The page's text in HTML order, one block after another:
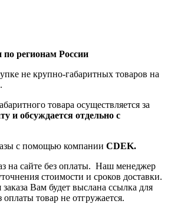
по регионам России
не крупно-габаритных товаров на
товара осуществляется за
и обсуждается отдельно с
с помощью компании СDEK.
на сайте без оплаты. Наш менеджер
стоимости и сроков доставки.
Вам будет выслана ссылка для
товар не отгружается.